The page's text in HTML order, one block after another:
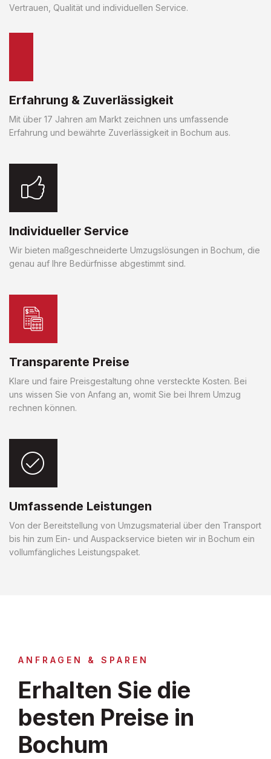
Vertrauen, Qualität und individuellen Service.
Erfahrung & Zuverlässigkeit
Mit über 17 Jahren am Markt zeichnen uns umfassende
Erfahrung und bewährte Zuverlässigkeit in Bochum aus.
Individueller Service
Wir bieten maßgeschneiderte Umzugslösungen in Bochum, die
genau auf Ihre Bedürfnisse abgestimmt sind.
Transparente Preise
Klare und faire Preisgestaltung ohne versteckte Kosten. Bei
uns wissen Sie von Anfang an, womit Sie bei Ihrem Umzug
rechnen können.
Umfassende Leistungen
Von der Bereitstellung von Umzugsmaterial über den Transport
bis hin zum Ein- und Auspackservice bieten wir in Bochum ein
vollumfängliches Leistungspaket.
ANFRAGEN & SPAREN
Erhalten Sie die
besten Preise in
Bochum